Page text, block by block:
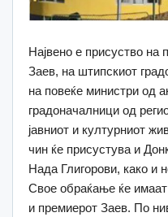
Највено е присуство на
Заев, на штипскиот
на повеќе министри од
градоначалници од
јавниот и културниот
чин ќе присустува и
Нада Глигорови, како и
Свое обраќање ќе
и премиерот Заев. По